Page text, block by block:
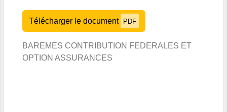
Télécharger le document PDF
BAREMES CONTRIBUTION FEDERALES ET
OPTION ASSURANCES